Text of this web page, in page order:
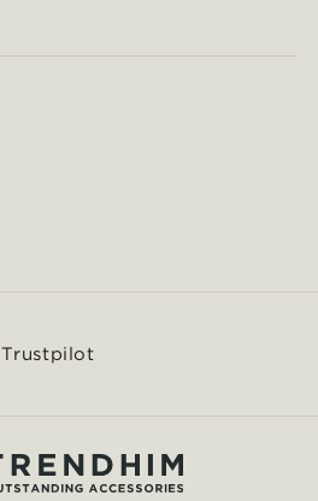
Trustpilot